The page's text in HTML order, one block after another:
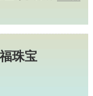
珠宝